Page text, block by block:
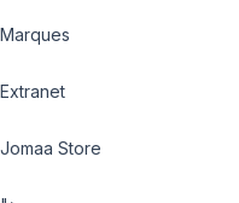
Marques
Extranet
Jomaa Store